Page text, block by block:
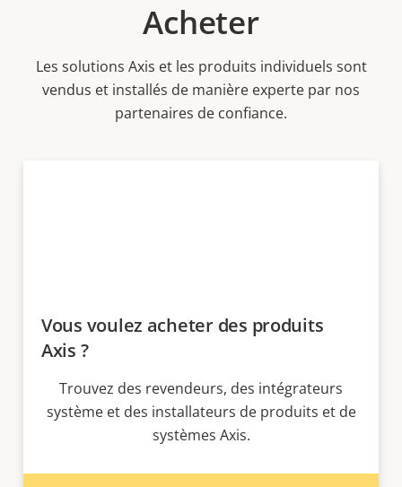
Acheter
Les solutions Axis et les produits individuels sont
vendus et installés de manière experte par nos
partenaires de confiance.
Vous voulez acheter des produits
Axis ?
Trouvez des revendeurs, des intégrateurs
système et des installateurs de produits et de
systèmes Axis.